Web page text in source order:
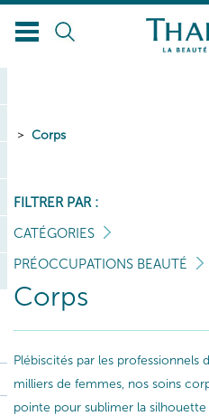
Corps
FILTRER PAR :
CATÉGORIES
PRÉOCCUPATIONS BEAUTÉ
Corps
Plébiscités par les professionnels
milliers de femmes, nos soins
pointe pour sublimer la